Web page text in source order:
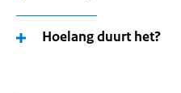
Hoelang duurt het?